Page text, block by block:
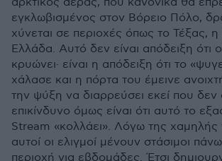
εγκλωβισμένος στον Βόρειο Πόλο,
χύνεται σε περιοχές όπως το Τέξας, η
Ελλάδα. Αυτό δεν είναι απόδειξη ότι
κρυώνει· είναι η απόδειξη ότι το
χάλασε και η πόρτα του έμεινε
την ψύξη να διαρρεύσει εκεί που δεν
επικίνδυνο όμως είναι ότι αυτό το
Stream «κολλάει». Λόγω της χαμηλής
αυτοί οι ελιγμοί μένουν στάσιμοι
περιοχή για εβδομάδες. Έτσι